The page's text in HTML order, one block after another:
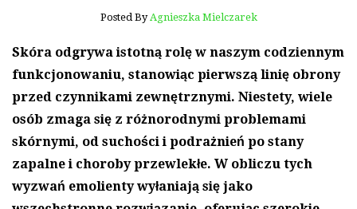
Posted By Agnieszka Mielczarek
Skóra odgrywa istotną rolę w naszym codziennym
funkcjonowaniu, stanowiąc pierwszą linię obrony
przed czynnikami zewnętrznymi. Niestety, wiele
osób zmaga się z różnorodnymi problemami
skórnymi, od suchości i podrażnień po stany
zapalne i choroby przewlekłe. W obliczu tych
wyzwań emolienty wyłaniają się jako